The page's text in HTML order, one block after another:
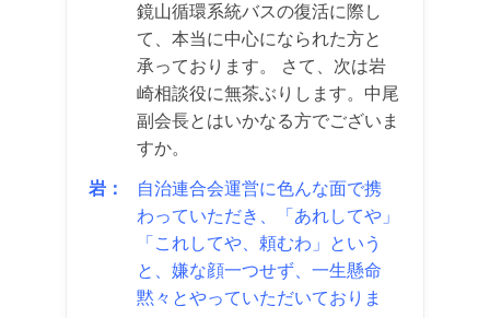
鏡山循環系統バスの復活に際し
て、本当に中心になられた方と
承っております。 さて、次は岩
崎相談役に無茶ぶりします。中尾
副会長とはいかなる方でございま
すか。
岩：
自治連合会運営に色んな面で携
わっていただき、「あれしてや」
「これしてや、頼むわ」という
と、嫌な顔一つせず、一生懸命
黙々とやっていただいておりま